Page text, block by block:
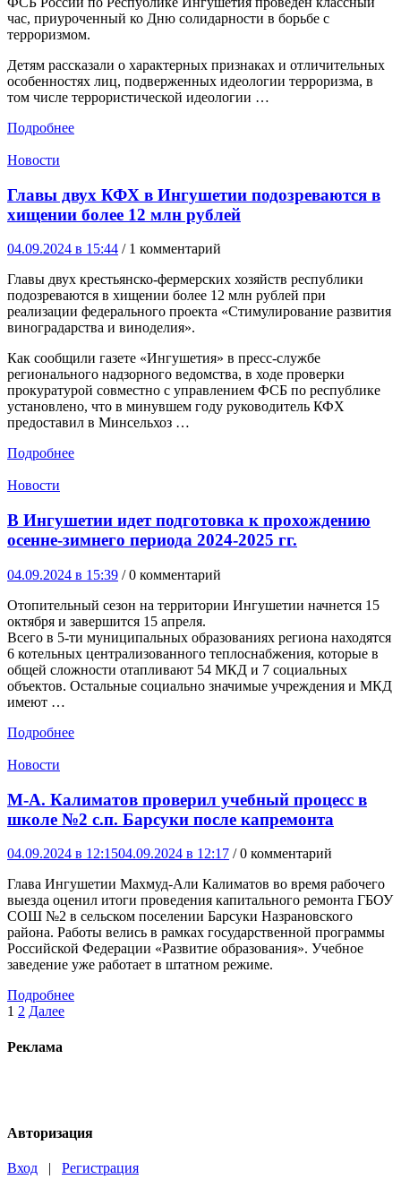
час, приуроченный ко Дню солидарности в борьбе с
терроризмом.
Детям рассказали о характерных признаках и отличительных
особенностях лиц, подверженных идеологии терроризма, в
том числе террористической идеологии …
Подробнее
Новости
Главы двух КФХ в Ингушетии подозреваются в
хищении более 12 млн рублей
04.09.2024 в 15:44 / 1 комментарий
Главы двух крестьянско-фермерских хозяйств республики
подозреваются в хищении более 12 млн рублей при
реализации федерального проекта «Стимулирование развития
виноградарства и виноделия».
Как сообщили газете «Ингушетия» в пресс-службе
регионального надзорного ведомства, в ходе проверки
прокуратурой совместно с управлением ФСБ по республике
установлено, что в минувшем году руководитель КФХ
предоставил в Минсельхоз …
Подробнее
Новости
В Ингушетии идет подготовка к прохождению
осенне-зимнего периода 2024-2025 гг.
04.09.2024 в 15:39 / 0 комментарий
Отопительный сезон на территории Ингушетии начнется 15
октября и завершится 15 апреля.
Всего в 5-ти муниципальных образованиях региона находятся
6 котельных централизованного теплоснабжения, которые в
общей сложности отапливают 54 МКД и 7 социальных
объектов. Остальные социально значимые учреждения и МКД
имеют …
Подробнее
Новости
М-А. Калиматов проверил учебный процесс в
школе №2 с.п. Барсуки после капремонта
04.09.2024 в 12:1504.09.2024 в 12:17 / 0 комментарий
Глава Ингушетии Махмуд-Али Калиматов во время рабочего
выезда оценил итоги проведения капитального ремонта ГБОУ
СОШ №2 в сельском поселении Барсуки Назрановского
района. Работы велись в рамках государственной программы
Российской Федерации «Развитие образования». Учебное
заведение уже работает в штатном режиме.
Подробнее
Пагинация
записей
1 2 Далее
Реклама
Авторизация
Вход | Регистрация